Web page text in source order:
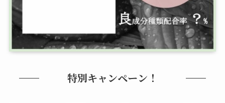
特別キャンペーン！